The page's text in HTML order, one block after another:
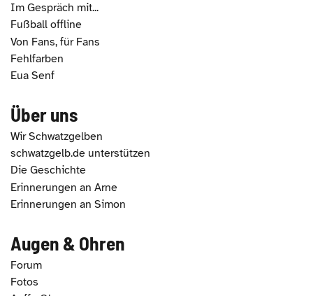
Im Gespräch mit...
Fußball offline
Von Fans, für Fans
Fehlfarben
Eua Senf
Über uns
Wir Schwatzgelben
schwatzgelb.de unterstützen
Die Geschichte
Erinnerungen an Arne
Erinnerungen an Simon
Augen & Ohren
Forum
Fotos